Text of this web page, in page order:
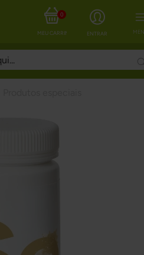
ENTRAR
MEU CARRINHO
0